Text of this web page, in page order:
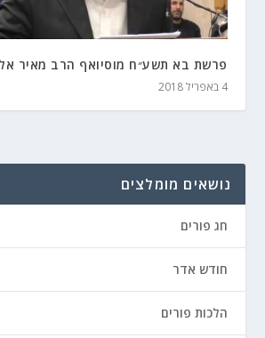
פרשת בא תשע״ח מוסיואף הרב מאיר
4 באפריל 2018
נושאים מומלצים
חג פורים
חודש אדר
הלכות פורים